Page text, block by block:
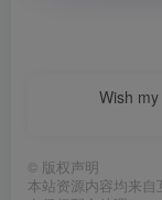
Wish
© 版权声明
本站资源内容均来